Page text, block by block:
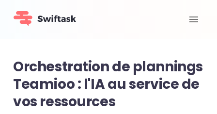
Orchestration de plannings
Teamioo : l'IA au service de
vos ressources